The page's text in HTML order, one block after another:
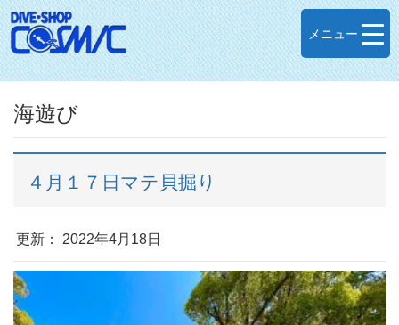
メニュー
海遊び
４月１７日マテ貝掘り
更新： 2022年4月18日